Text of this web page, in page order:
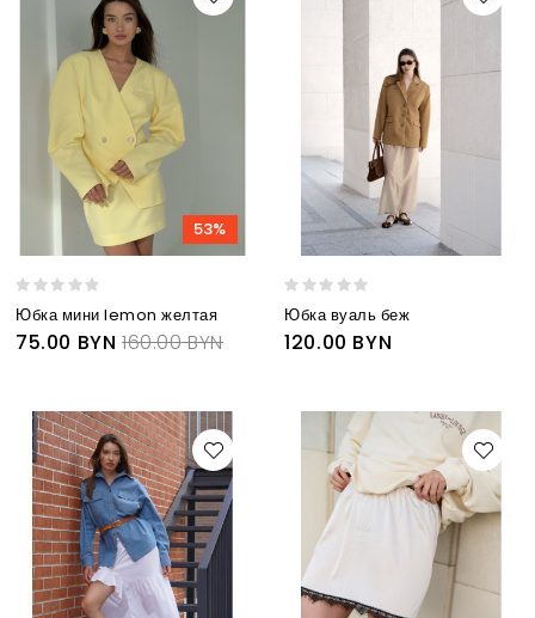
53%
Юбка мини lemon желтая
75.00 BYN 160.00 BYN
Юбка вуаль беж
120.00 BYN